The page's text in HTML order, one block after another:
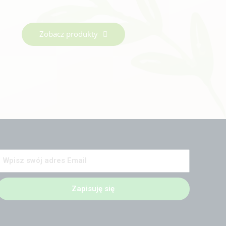
Zobacz produkty
Zapisuję się